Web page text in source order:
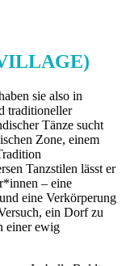
sie also in
traditioneller
Tänze sucht
Zone, einem
Tanzstilen lässt er
– eine
eine Verkörperung
ein Dorf zu
einer ewig